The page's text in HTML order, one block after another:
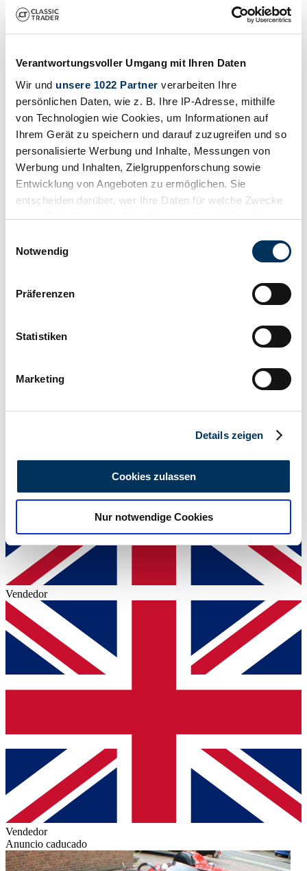
Verantwortungsvoller Umgang mit Ihren Daten
Wir und unsere 1022 Partner verarbeiten Ihre
persönlichen Daten, wie z. B. Ihre IP-Adresse, mithilfe
von Technologien wie Cookies, um Informationen auf
Ihrem Gerät zu speichern und darauf zuzugreifen und so
personalisierte Werbung und Inhalte, Messungen von
Werbung und Inhalten, Zielgruppenforschung sowie
Entwicklung von Angeboten zu ermöglichen. Sie
entscheiden darüber, wer Ihre Daten für welche Zwecke
nutzt. Sie können Ihre Einwilligung jederzeit über die
Trigger Symbol ändern oder widerrufen
Informationen über Ihre geografische Lage
können
bestimmten Merkmalen (Fingerprinting) identifizieren
Erfahren Sie mehr darüber, wie Ihre persönlichen Daten
analysieren. Außerdem geben wir Informationen zu Ihrer
Verwendung unserer Website an unsere Partner für
soziale Medien, Werbung und Analysen weiter. Unsere
Partner führen diese Informationen möglicherweise mit
weiteren Daten zusammen, die Sie ihnen bereitgestellt
haben oder die sie im Rahmen Ihrer Nutzung der Dienste
gesammelt haben.Datenschutzerklärung
Notwendig
Präferenzen
Statistiken
Marketing
Details zeigen
Cookies zulassen
Nur notwendige Cookies
Fabulous unusual sportscar
Carrocería
30.000 mi
Potencia (kW/CV)
Vendedor
Vendedor
Anuncio caducado